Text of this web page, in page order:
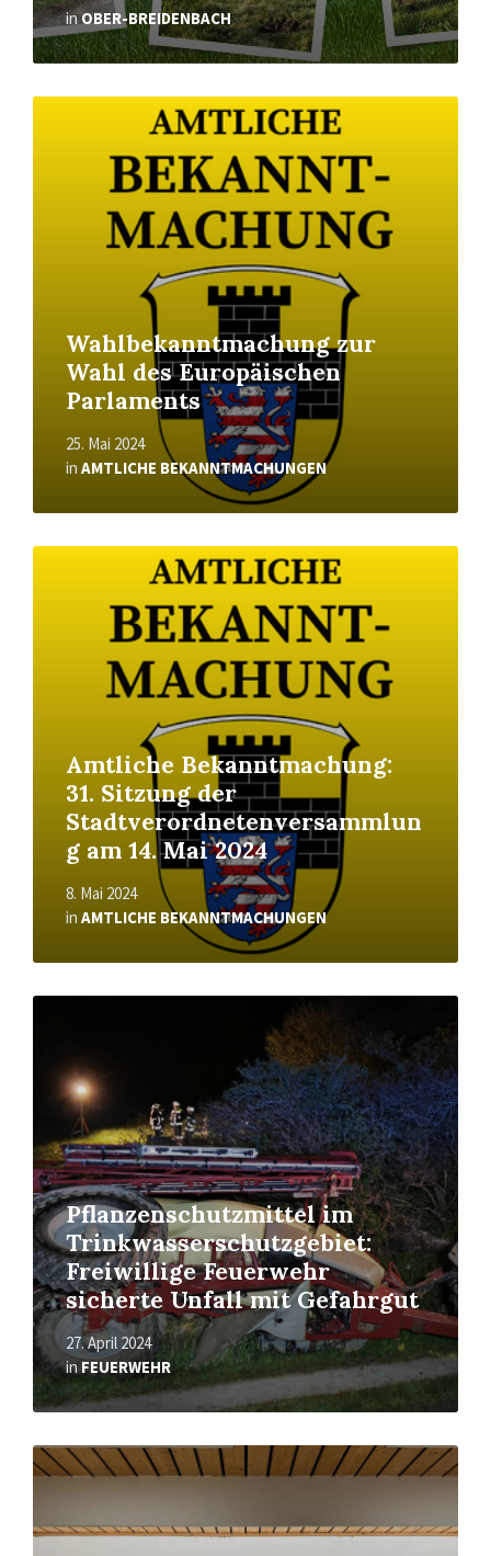
inOBER-BREIDENBACH
Wahlbekanntmachung zur
Wahl des Europäischen
Parlaments
25. Mai 2024
in AMTLICHE BEKANNTMACHUNGEN
Read
Amtliche Bekanntmachung:
31. Sitzung der
Stadtverordnetenversammlun
g am 14. Mai 2024
8. Mai 2024
in AMTLICHE BEKANNTMACHUNGEN
Read
Pflanzenschutzmittel im
Trinkwasserschutzgebiet:
Freiwillige Feuerwehr
sicherte Unfall mit Gefahrgut
27. April 2024
in FEUERWEHR
Read
Read
More